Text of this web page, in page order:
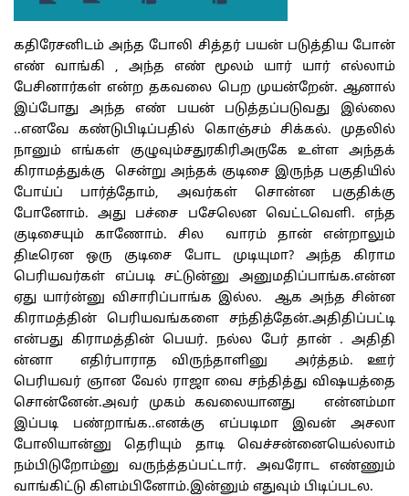
கதிரேசனிடம் அந்த போலி சித்தர் பயன் படுத்திய போன்
எண் வாங்கி , அந்த எண் மூலம் யார் யார் எல்லாம்
பேசினார்கள் என்ற தகவலை பெற முயன்றேன். ஆனால்
இப்போது அந்த எண் பயன் படுத்தப்படுவது இல்லை
..எனவே கண்டுபிடிப்பதில் கொஞ்சம் சிக்கல். முதலில்
நானும் எங்கள் குழுவும்சதுரகிரிஅருகே உள்ள அந்தக்
கிராமத்துக்கு சென்று அந்தக் குடிசை இருந்த பகுதியில்
போய்ப் பார்த்தோம், அவர்கள் சொன்ன பகுதிக்கு
போனோம். அது பச்சை பசேலென வெட்டவெளி. எந்த
குடிசையும் காணோம். சில வாரம் தான் என்றாலும்
திடீரென ஒரு குடிசை போட முடியுமா? அந்த கிராம
பெரியவர்கள் எப்படி சட்டுன்னு அனுமதிப்பாங்க.என்ன
ஏது யார்ன்னு விசாரிப்பாங்க இல்ல. ஆக அந்த சின்ன
கிராமத்தின் பெரியவங்களை சந்தித்தேன்.அதிதிப்பட்டி
என்பது கிராமத்தின் பெயர். நல்ல பேர் தான் . அதிதி
ன்னா எதிர்பாராத விருந்தாளினு அர்த்தம். ஊர்
பெரியவர் ஞான வேல் ராஜா வை சந்தித்து விஷயத்தை
சொன்னேன்.அவர் முகம் கவலையானது என்னம்மா
இப்படி பண்றாங்க..எனக்கு எப்படிமா இவன் அசலா
போலியான்னு தெரியும் தாடி வெச்சன்னையெல்லாம்
நம்பிடுறோம்னு வருந்த்தப்பட்டார். அவரோட எண்ணும்
வாங்கிட்டு கிளம்பினோம்.இன்னும் எதுவும் பிடிப்படல.